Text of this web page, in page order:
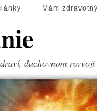
Mám
duchovnom